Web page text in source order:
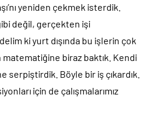
yeniden çekmek isterdik.
değil, gerçekten işi
ki yurt dışında bu işlerin çok
biraz baktık. Kendi
serpiştirdik. Böyle bir iş çıkardık.
için de çalışmalarımız